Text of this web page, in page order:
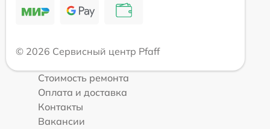
© 2026 Сервисный центр Pfaff
Стоимость ремонта
Оплата и доставка
Контакты
Вакансии